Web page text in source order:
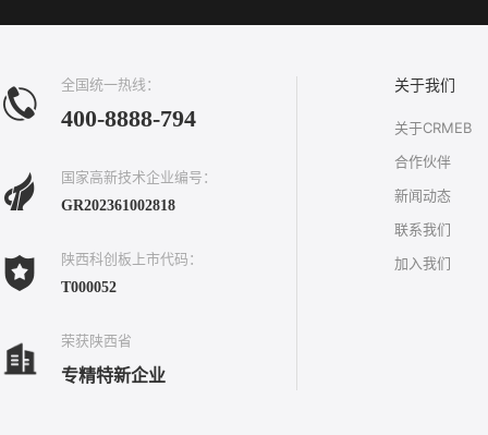
全国统一热线：
400-8888-794
国家高新技术企业编号：
GR202361002818
陕西科创板上市代码：
T000052
荣获陕西省
专精特新企业
关于我们
关于CRMEB
合作伙伴
新闻动态
联系我们
加入我们